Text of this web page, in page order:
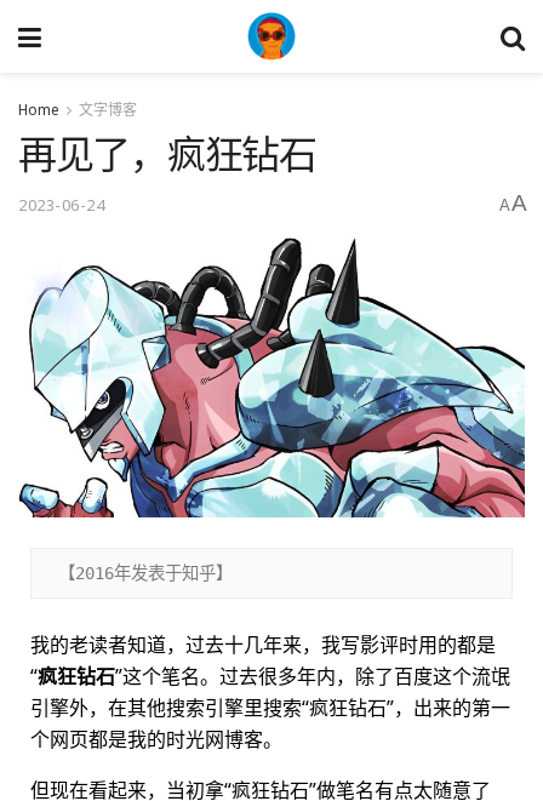
Home 文字博客
再见了，疯狂钻石
2023-06-24 AA
【2016年发表于知乎】
我的老读者知道，过去十几年来，我写影评时用的都是
“疯狂钻石”这个笔名。过去很多年内，除了百度这个流氓
引擎外，在其他搜索引擎里搜索“疯狂钻石”，出来的第一
个网页都是我的时光网博客。
但现在看起来，当初拿“疯狂钻石”做笔名有点太随意了